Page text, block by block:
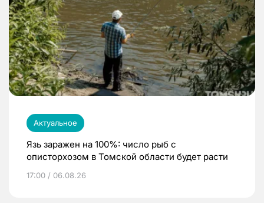
Актуальное
Язь заражен на 100%: число рыб с
описторхозом в Томской области будет расти
17:00 / 06.08.26